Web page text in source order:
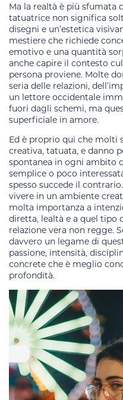
Ma la realtà è più sfumata
tatuatrice non significa
disegni e un’estetica
mestiere che richiede
emotivo e una quantità
anche capire il contesto
persona proviene. Molte
seria delle relazioni,
un lettore occidentale
fuori dagli schemi, ma
superficiale in amore.
Ed è proprio qui che molti
creativa, tatuata, e danno
spontanea in ogni ambito
semplice o poco
spesso succede il
vivere in un ambiente
molta importanza a
diretta, lealtà e a quel tipo
relazione vera non regge.
davvero un legame di
passione, intensità,
concrete che è meglio
profondità.